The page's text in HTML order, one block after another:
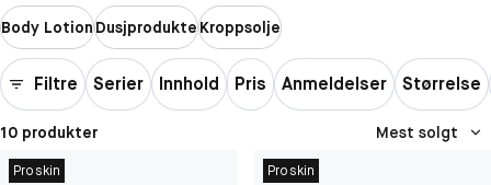
Body LotionDusjprodukteKroppsolje
Filtre Serier Innhold Pris Anmeldelser Størrelse
10 produkter Mest solgt
Proskin Proskin